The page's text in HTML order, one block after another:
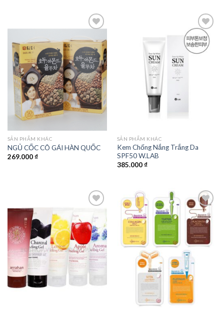
Add to
wishlist
SẢN PHẨM KHÁC
NGỦ CỐC CÔ GÁI HÀN QUỐC
269.000₫
Add to
SẢN PHẨM KHÁC
Kem Chống Nắng Trắng Da
SPF50 W.LAB
385.000₫
Add to
wishlist
Add to
wishlist